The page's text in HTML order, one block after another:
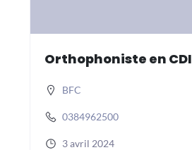
Orthophoniste en CDI
BFC
0384962500
3 avril 2024